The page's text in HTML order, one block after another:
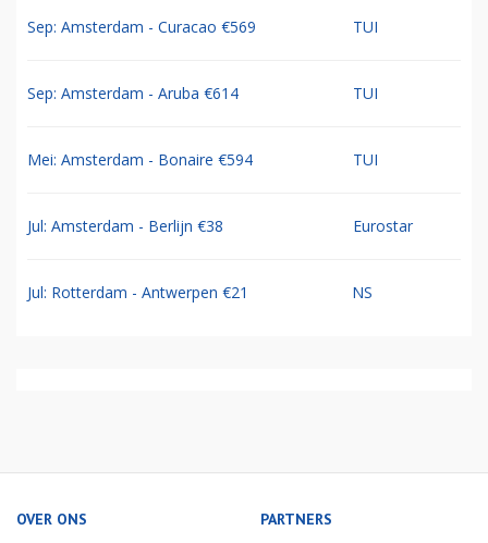
Sep: Amsterdam - Curacao €569 TUI
Sep: Amsterdam - Aruba €614 TUI
Mei: Amsterdam - Bonaire €594 TUI
Jul: Amsterdam - Berlijn €38 Eurostar
Jul: Rotterdam - Antwerpen €21 NS
OVER ONS PARTNERS